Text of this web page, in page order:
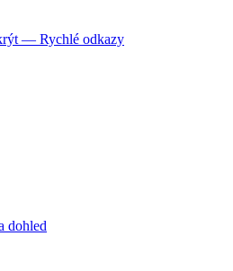
— Rychlé odkazy
dohled